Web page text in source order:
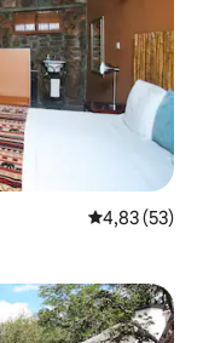
Средна
4,83 (53)